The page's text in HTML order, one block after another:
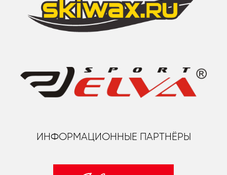
ИНФОРМАЦИОННЫЕ ПАРТНЁРЫ